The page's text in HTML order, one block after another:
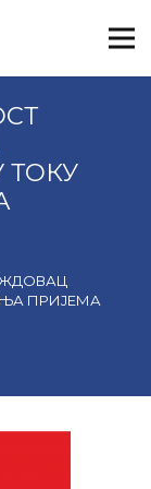
ПРИЈЕМА